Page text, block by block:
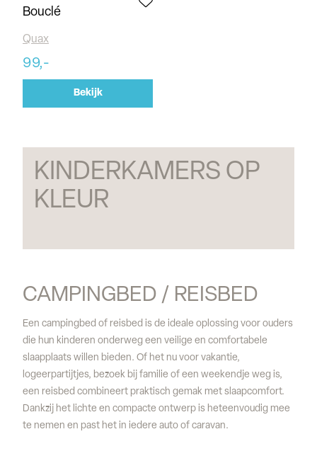
Bouclé
Quax
99,-
Bekijk
KINDERKAMERS OP
KLEUR
CAMPINGBED / REISBED
Een campingbed of reisbed is de ideale oplossing voor ouders
die hun kinderen onderweg een veilige en comfortabele
slaapplaats willen bieden. Of het nu voor vakantie,
logeerpartijtjes, bezoek bij familie of een weekendje weg is,
een reisbed combineert praktisch gemak met slaapcomfort.
Dankzij het lichte en compacte ontwerp is heteenvoudig mee
te nemen en past het in iedere auto of caravan.